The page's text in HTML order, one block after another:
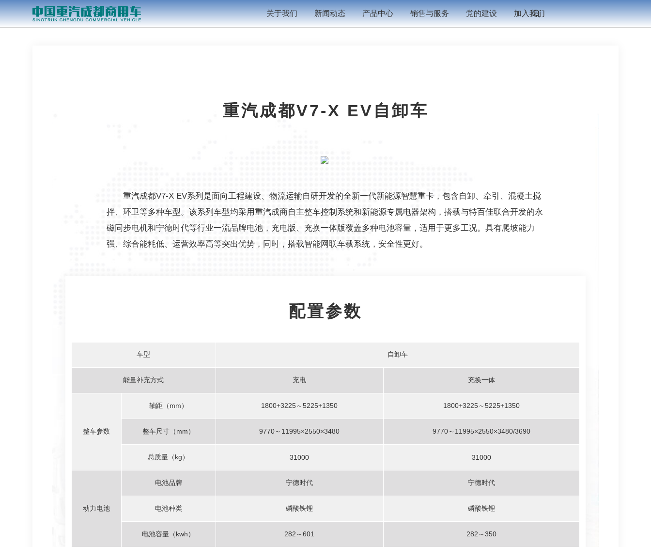
关于我们 新闻动态 产品中心 销售与服务 党的建设 加入我们
重汽成都V7-X EV自卸车
重汽成都V7-X EV系列是面向工程建设、物流运输自研开发的全新一代新能源智慧重卡，包含自卸、牵引、混凝土搅
拌、环卫等多种车型。该系列车型均采用重汽成商自主整车控制系统和新能源专属电器架构，搭载与特百佳联合开发的永
磁同步电机和宁德时代等行业一流品牌电池，充电版、充换一体版覆盖多种电池容量，适用于更多工况。具有爬坡能力
强、综合能耗低、运营效率高等突出优势，同时，搭载智能网联车载系统，安全性更好。
配置参数
车型 自卸车
能量补充方式 充电 充换一体
整车参数
轴距（mm） 1800+3225～5225+1350 1800+3225～5225+1350
整车尺寸（mm） 9770～11995×2550×3480 9770～11995×2550×3480/3690
总质量（kg） 31000 31000
动力电池
电池品牌 宁德时代 宁德时代
电池种类 磷酸铁锂 磷酸铁锂
电池容量（kwh） 282～601 282～350